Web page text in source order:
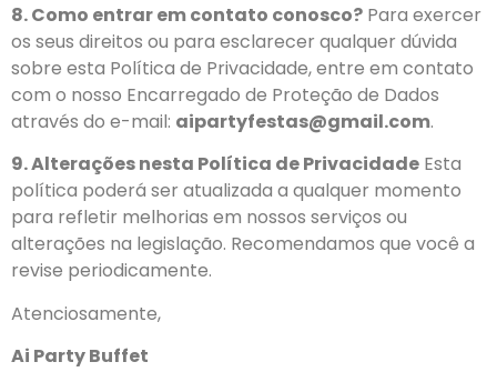
8. Como entrar em contato conosco? Para exercer
os seus direitos ou para esclarecer qualquer dúvida
sobre esta Política de Privacidade, entre em contato
com o nosso Encarregado de Proteção de Dados
através do e-mail: aipartyfestas@gmail.com.
9. Alterações nesta Política de Privacidade Esta
política poderá ser atualizada a qualquer momento
para refletir melhorias em nossos serviços ou
alterações na legislação. Recomendamos que você a
revise periodicamente.
Atenciosamente,
Ai Party Buffet